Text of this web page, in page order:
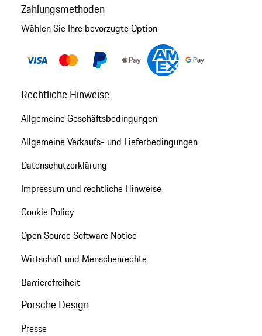
Zahlungsmethoden
Wählen Sie Ihre bevorzugte Option
Rechtliche Hinweise
Allgemeine Geschäftsbedingungen
Allgemeine Verkaufs- und Lieferbedingungen
Datenschutzerklärung
Impressum und rechtliche Hinweise
Cookie Policy
Open Source Software Notice
Wirtschaft und Menschenrechte
Barrierefreiheit
Porsche Design
Presse